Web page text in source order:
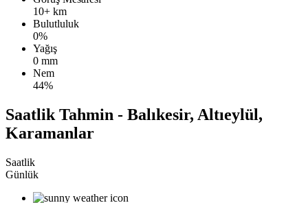
10+ km
Bulutluluk
0%
Yağış
0 mm
Nem
44%
Saatlik Tahmin - Balıkesir, Altıeylül,
Karamanlar
Saatlik
Günlük